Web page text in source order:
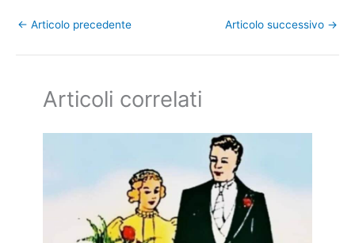
← Articolo precedente Articolo successivo →
Articoli correlati